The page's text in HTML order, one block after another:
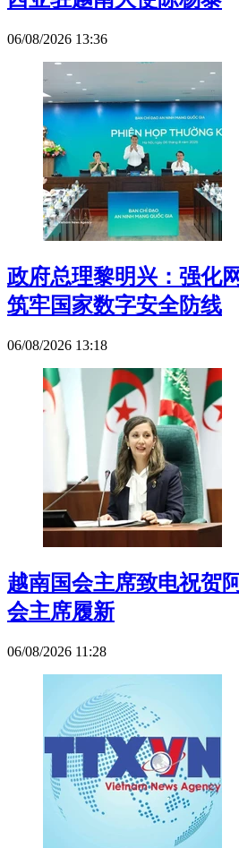
06/08/2026 13:36
政府总理黎明兴：强化
筑牢国家数字安全防线
06/08/2026 13:18
越南国会主席致电祝贺
会主席履新
06/08/2026 11:28